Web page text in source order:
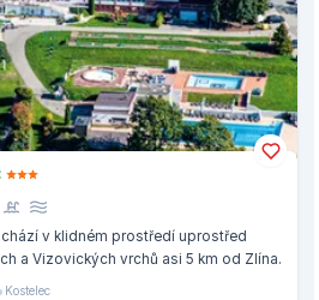
v klidném prostředí uprostřed
a Vizovických vrchů asi 5 km od Zlína.
Kostelec